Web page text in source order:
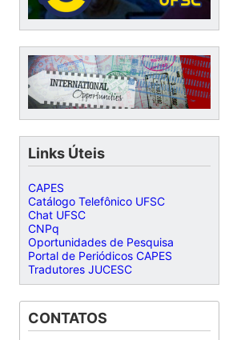
Links Úteis
CAPES
Catálogo Telefônico UFSC
Chat UFSC
CNPq
Oportunidades de Pesquisa
Portal de Periódicos CAPES
Tradutores JUCESC
CONTATOS